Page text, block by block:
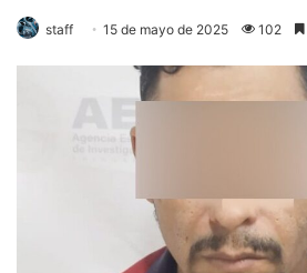
staff 15 de mayo de 2025 102